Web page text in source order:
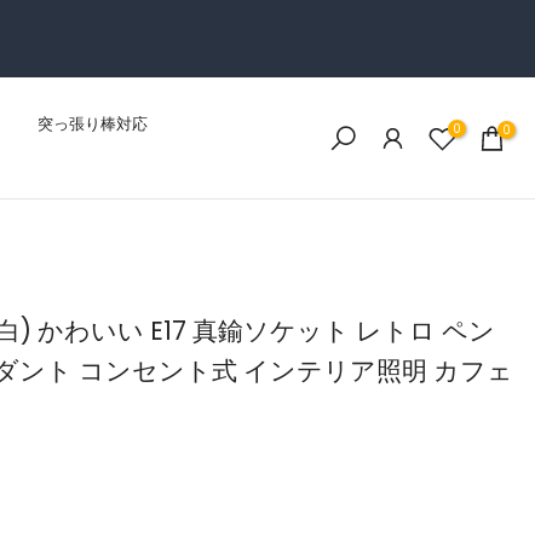
突っ張り棒対応
0 0
) かわいい E17 真鍮ソケット レトロ ペン
ント コンセント式 インテリア照明 カフェ